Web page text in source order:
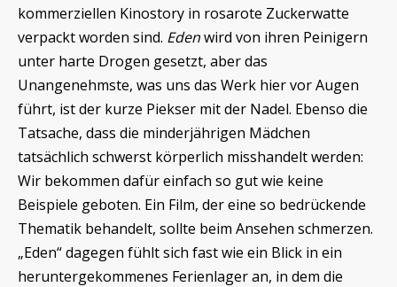
kommerziellen Kinostory in rosarote Zuckerwatte
verpackt worden sind. Edenwird von ihren Peinigern
unter harte Drogen gesetzt, aber das
Unangenehmste, was uns das Werk hier vor Augen
führt, ist der kurze Piekser mit der Nadel. Ebenso die
Tatsache, dass die minderjährigen Mädchen
tatsächlich schwerst körperlich misshandelt werden:
Wir bekommen dafür einfach so gut wie keine
Beispiele geboten. Ein Film, der eine so bedrückende
Thematik behandelt, sollte beim Ansehen schmerzen.
„Eden“ dagegen fühlt sich fast wie ein Blick in ein
heruntergekommenes Ferienlager an, in dem die